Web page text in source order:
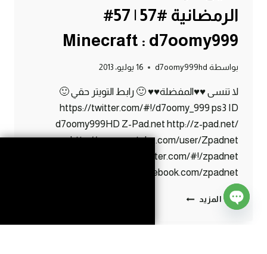
الرمضانية #57 | 57#
Minecraft : d7oomy999
بواسطة d7oomy999hd 16 يوليو، 2013
لا تنسى ♥♥المفضلة♥♥ 🙂 رابط التويتر حقي 🙂
https://twitter.com/#!/d7oomy_999 ps3 ID
d7oomy999HD Z-Pad.net http://z-pad.net/
http://www.youtube.com/user/Zpadnet
https://twitter.com/#!/zpadnet
http://www.facebook.com/zpadnet
إقرأ المزيد ماين